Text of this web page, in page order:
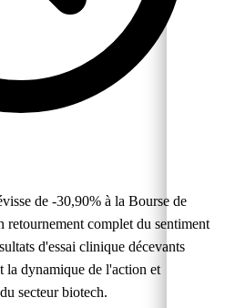
de -30,90% à la Bourse de
retournement complet du sentiment
d'essai clinique décevants
la dynamique de l'action et
secteur biotech.